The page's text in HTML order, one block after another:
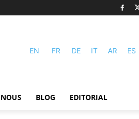
EN FR DE IT AR ES
BLOG EDITORIAL